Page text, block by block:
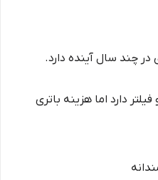
در چند سال آینده دارد.
دارد اما هزینه باتری